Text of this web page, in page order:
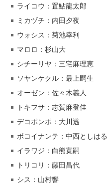
ライコウ：置鮎龍太郎
ミカヅチ：内田夕夜
ウォシス：菊池幸利
マロロ：杉山大
シチーリヤ：三宅麻理恵
ソヤンケクル：最上嗣生
オーゼン：佐々木義人
トキフサ：志賀麻登佳
デコポンポ：大川透
ボコイナンテ：中西としはる
イラワジ：白熊寛嗣
トリコリ：藤田昌代
シス：山村響